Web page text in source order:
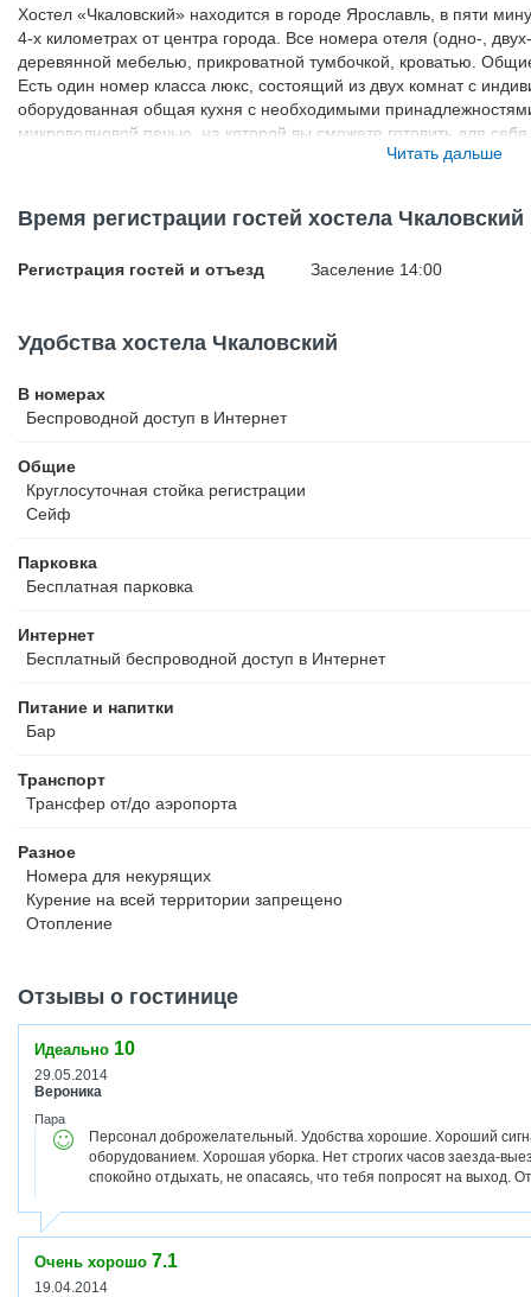
Хостел «Чкаловский» находится в городе Ярославль, в пяти
4-х километрах от центра города. Все номера отеля (одно-,
деревянной мебелью, прикроватной тумбочкой, кроватью.
Есть один номер класса люкс, состоящий из двух комнат с
оборудованная общая кухня с необходимыми
микроволновой печью, на которой вы сможете готовить для
предоставляется беспроводной доступ к интернету.Читать дальше
Время регистрации гостей хостела Чкаловский
Регистрация гостей и отъезд Заселение 14:00
Удобства хостела Чкаловский
В номерах
Беспроводной доступ в Интернет
Общие
Круглосуточная стойка регистрации
Сейф
Парковка
Бесплатная парковка
Интернет
Бесплатный беспроводной доступ в Интернет
Питание и напитки
Бар
Транспорт
Трансфер от/до аэропорта
Разное
Номера для некурящих
Курение на всей территории запрещено
Отопление
Отзывы о гостинице
Идеально 10
29.05.2014
Вероника
Пара
Персонал доброжелательный. Удобства хорошие. Хороший
оборудованием. Хорошая уборка. Нет строгих часов заезда-
спокойно отдыхать, не опасаясь, что тебя попросят на выход.
Очень хорошо 7.1
19.04.2014